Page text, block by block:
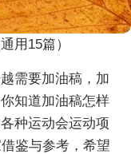
用15篇）
需要加油稿，加
知道加油稿怎样
种运动会运动项
鉴与参考，希望